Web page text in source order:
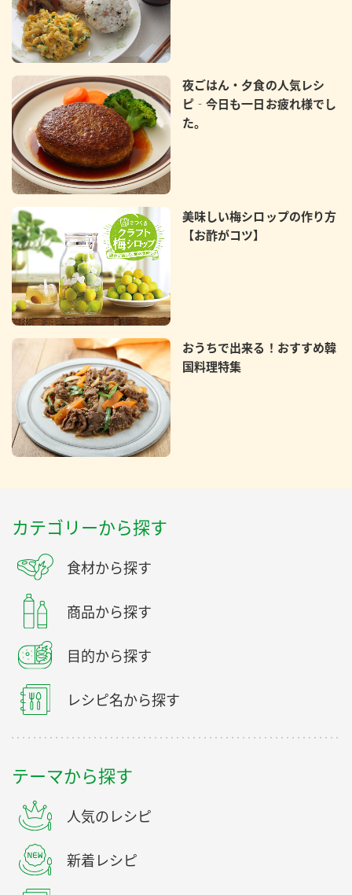
夜ごはん・夕食の人気レシ
ピ‐今日も一日お疲れ様でし
た。
美味しい梅シロップの作り方
【お酢がコツ】
おうちで出来る！おすすめ韓
国料理特集
カテゴリーから探す
食材から探す
商品から探す
目的から探す
レシピ名から探す
テーマから探す
人気のレシピ
新着レシピ